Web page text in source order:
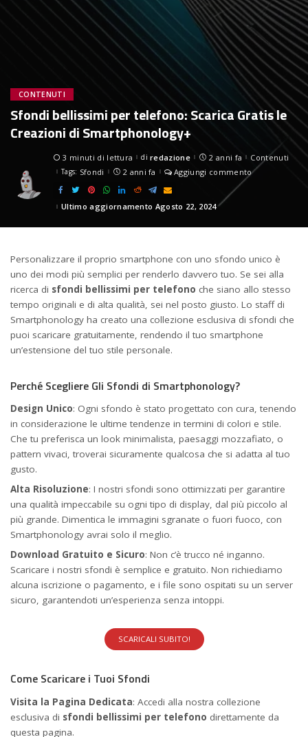
CONTENUTI
Sfondi bellissimi per telefono: Scarica Gratis le
Creazioni di Smartphonology+
3 minuti di lettura Posted
di redazione 2 anni fa Contenuti
Tags: Sfondi 2 anni fa Aggiungi commento
Ultimo aggiornamento Agosto 22, 2024
Personalizzare il proprio smartphone con uno sfondo unico è
uno dei modi più semplici per renderlo davvero tuo. Se sei alla
ricerca di sfondi bellissimi per telefono che siano allo stesso
tempo originali e di alta qualità, sei nel posto giusto. Lo staff di
Smartphonology ha creato una collezione esclusiva di sfondi che
puoi scaricare gratuitamente, rendendo il tuo smartphone
un’estensione del tuo stile personale.
Perché Scegliere Gli Sfondi di Smartphonology?
Design Unico: Ogni sfondo è stato progettato con cura, tenendo
in considerazione le ultime tendenze in termini di colori e stile.
Che tu preferisca un look minimalista, paesaggi mozzafiato, o
pattern vivaci, troverai sicuramente qualcosa che si adatta al tuo
gusto.
Alta Risoluzione: I nostri sfondi sono ottimizzati per garantire
una qualità impeccabile su ogni tipo di display, dal più piccolo al
più grande. Dimentica le immagini sgranate o fuori fuoco, con
Smartphonology avrai solo il meglio.
Download Gratuito e Sicuro: Non c’è trucco né inganno.
Scaricare i nostri sfondi è semplice e gratuito. Non richiediamo
alcuna iscrizione o pagamento, e i file sono ospitati su un server
sicuro, garantendoti un’esperienza senza intoppi.
SCARICALI SUBITO!
Come Scaricare i Tuoi Sfondi
Visita la Pagina Dedicata: Accedi alla nostra collezione
esclusiva di sfondi bellissimi per telefono direttamente da
questa pagina.